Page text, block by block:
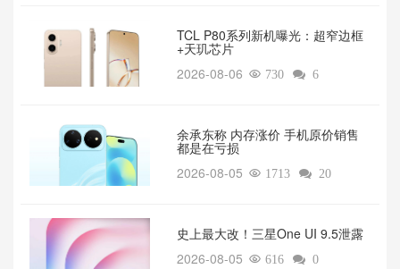
TCL P80系列新机曝光：超窄边框
+天玑芯片
2026-08-06  730  6
余承东称 内存涨价 手机原价销售
都是在亏损
2026-08-05  1713  20
‌史上最大改！三星One UI 9.5泄露
2026-08-05  616  0